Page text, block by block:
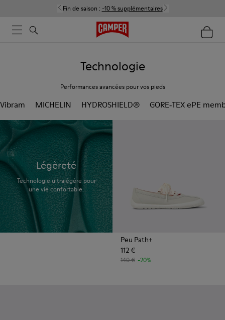
Fin de saison : -10 % supplémentaires
Technologie
Performances avancées pour vos pieds
Vibram MICHELIN HYDROSHIELD® GORE‑TEX ePE
Légèreté
Technologie ultralégère pour
une vie confortable.
Peu Path+
112 €
140 € -20%